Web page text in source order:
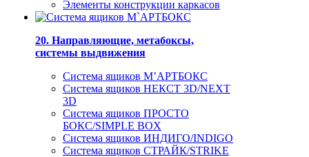
Элементы конструкции каркасов
20. Направляющие, метабоксы,
системы выдвижения
Система ящиков М’АРТБОКС
Система ящиков НЕКСТ 3D/NEXT
3D
Система ящиков ПРОСТО
БОКС/SIMPLE BOX
Система ящиков ИНДИГО/INDIGO
Система ящиков СТРАЙК/STRIKE